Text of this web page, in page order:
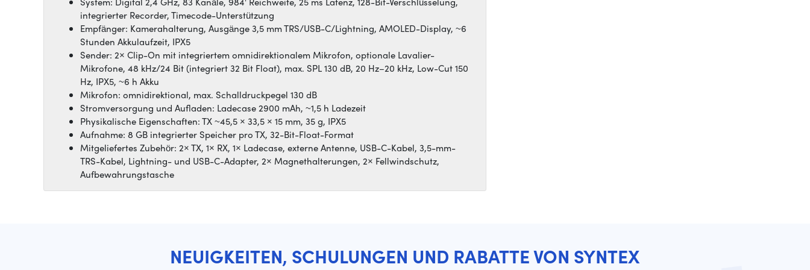
integrierter Recorder, Timecode-Unterstützung
Empfänger: Kamerahalterung, Ausgänge 3,5 mm TRS/USB-C/Lightning, AMOLED-Display, ~6
Stunden Akkulaufzeit, IPX5
Sender: 2× Clip-On mit integriertem omnidirektionalem Mikrofon, optionale Lavalier-
Mikrofone, 48 kHz/24 Bit (integriert 32 Bit Float), max. SPL 130 dB, 20 Hz–20 kHz, Low-Cut 150
Hz, IPX5, ~6 h Akku
Mikrofon: omnidirektional, max. Schalldruckpegel 130 dB
Stromversorgung und Aufladen: Ladecase 2900 mAh, ~1,5 h Ladezeit
Physikalische Eigenschaften: TX ~45,5 × 33,5 × 15 mm, 35 g, IPX5
Aufnahme: 8 GB integrierter Speicher pro TX, 32-Bit-Float-Format
Mitgeliefertes Zubehör: 2× TX, 1× RX, 1× Ladecase, externe Antenne, USB-C-Kabel, 3,5-mm-
TRS-Kabel, Lightning- und USB-C-Adapter, 2× Magnethalterungen, 2× Fellwindschutz,
Aufbewahrungstasche
NEUIGKEITEN, SCHULUNGEN UND RABATTE VON SYNTEX